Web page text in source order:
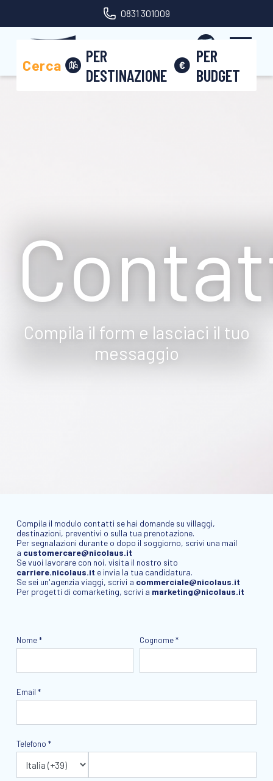
0831 301009
Cerca
PER
DESTINAZIONE
PER
BUDGET
Compila il form e lasciaci il tuo
messaggio
Compila il modulo contatti se hai domande su villaggi,
destinazioni, preventivi o sulla tua prenotazione.
Per segnalazioni durante o dopo il soggiorno, scrivi una mail
a customercare@nicolaus.it
Se vuoi lavorare con noi, visita il nostro sito
carriere.nicolaus.it e invia la tua candidatura.
Se sei un'agenzia viaggi, scrivi a commerciale@nicolaus.it
Per progetti di comarketing, scrivi a marketing@nicolaus.it
Nome * Cognome *
Email *
Telefono *